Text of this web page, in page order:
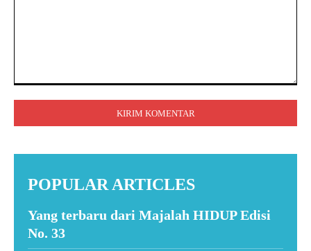
POPULAR ARTICLES
Yang terbaru dari Majalah HIDUP Edisi
No. 33